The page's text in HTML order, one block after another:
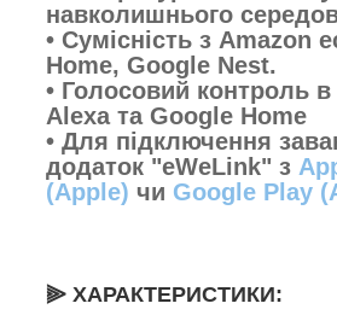
навколишнього
• Сумісність з Amazon
Home, Google Nest.
• Голосовий контроль
Alexa та Google Home
• Для підключення
додаток "eWeLink" з
(Apple) чи Google Play
⫸ ХАРАКТЕРИСТИКИ: